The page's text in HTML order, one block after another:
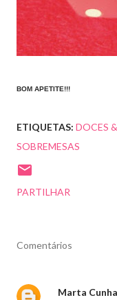
BOM APETITE!!!
ETIQUETAS: DOCES
SOBREMESAS
PARTILHAR
Comentários
Marta Cunha